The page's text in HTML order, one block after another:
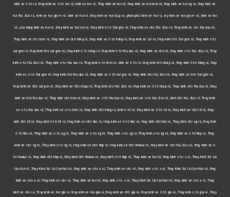
kính xe ô tô rẻ, thay kính xe ô tô xịn rẻ, kính xe hơi rẻ, Thay kinh xe hơi rẻ, thay kính xe hơi hcm rẻ, thay kính xe hơi sg rẻ, thay kính xe
hơi thủ đức rẻ, kinh xe hoi gia re rẻ, kính xe hơi rẻ, thay kính xe hơi đẹp rẻ, phân phối kính xe hơi rẻ, cty kinh xe hoi gia re rẻ, kính xe hơi
rẻ, cửa hàng kính xe hơi rẻ, thay kính xe hơi xịn rẻ, thay kính ô tô Sài gòn rẻ, Thay kinh xe oto thủ đức rẻ, Thay kinh xe oto thu duc rẻ,
Thay kinh xe oto hcm rẻ, thay kính xe-ôtô hãng rẻ, thay kính xe ô tô hãng rẻ, thay kính xe tải rẻ, thay kính ôtô Sài gòn rẻ, thay kính ô tô
sai gon rẻ, thay kính ôtô sai gon rẻ, thay kính ô tô nhập rẻ, thay kính ô tô thu duc rẻ, thay kính xe-ôtô rẻ, thay kính o to thủ đức rẻ, Thay
kinh o to thủ đức rẻ, Thay kinh o to thu duc rẻ, Thay kinh o to hcm rẻ, kính xe ô tô rẻ, thay kính ôtô nhập rẻ, thay kính ô tô hãng rẻ, thay
kính xe ô tô Sài gòn rẻ, thay kính ôtô thu duc rẻ, thay kính xe ô tô sai gon rẻ, thay kính oto thủ đức rẻ, thay kính xe-ôtô Sài gòn rẻ,
thay kính xe-ôtô sai gon rẻ, thay kính xe-ôtô nhập rẻ, Thay kinh oto thủ đức rẻ, thay kính xe ô tô nhập rẻ, Thay kinh oto thu duc rẻ, thay
kính xe-ôtô thu duc rẻ, Thay kinh oto hcm rẻ, thay kính xe ô tô thu duc rẻ, thay kính xe o to thủ đức rẻ, kính ôtô thủ đức rẻ, Thay kinh
xe o to thu duc rẻ, Thay kinh xe o to hcm rẻ, thay kính ôtô hãng rẻ, kính ô tô rẻ, thay kính xe ô tô tđ rẻ, thay kính xe-ôtô tđ rẻ, thay
kính ôtô tđ rẻ, thay kính ô tô tđ rẻ, thay kính xe-ôtô hbc rẻ, thay kính xe ô tô hbc rẻ, thay kính ôtô hbc rẻ, Thay kinh oto sg rẻ, thay kính
ô tô hbc rẻ, Thay kinh xe o to sg rẻ, Thay kinh xe o-to sg rẻ, Thay kinh o to sg rẻ, Thay kinh o-to sg rẻ, thay kính xe ô tô hbp rẻ, Thay
kinh xe oto sg rẻ, Thay kinh o to sg rẻ, thay kính xe-ôtô hbp rẻ, thay kính xe-ôtô thuduc rẻ, thay kính xe oto thủ đức rẻ, thay kính xe ô
tô thuduc rẻ, thay kính ôtô hbp rẻ, thay kính ôtô thuduc rẻ, thay kính ô tô hbp rẻ, Thay kinh xe hoi rẻ, thay kinh o to x rẻ, Thay Kính Xe tải
tận Nơi rẻ, Thay Kính Xe tải tận-Nơi rẻ, thay kinh xe oto a rẻ, Thay kinh xe oto rẻ, thay kinh o to x rẻ, Thay Kính Xe tải tận-Nơi rẻ, thay
kinh xe oto a rẻ, Thay kinh xe oto rẻ, Thay kinh xe hoi rẻ, thay kinh o to x rẻ, Thay Kính Xe tải tận-Nơi rẻ, thay kinh xe oto a rẻ, Thay
kinh xe oto rẻ, Thay kinh xe hoi gia rẻ, thay kính xe hơi gia rẻ, thay kính xe-ôtô gia rẻ, thay kính xe ô tô gia rẻ, Thay kinh o to gia rẻ, Thay